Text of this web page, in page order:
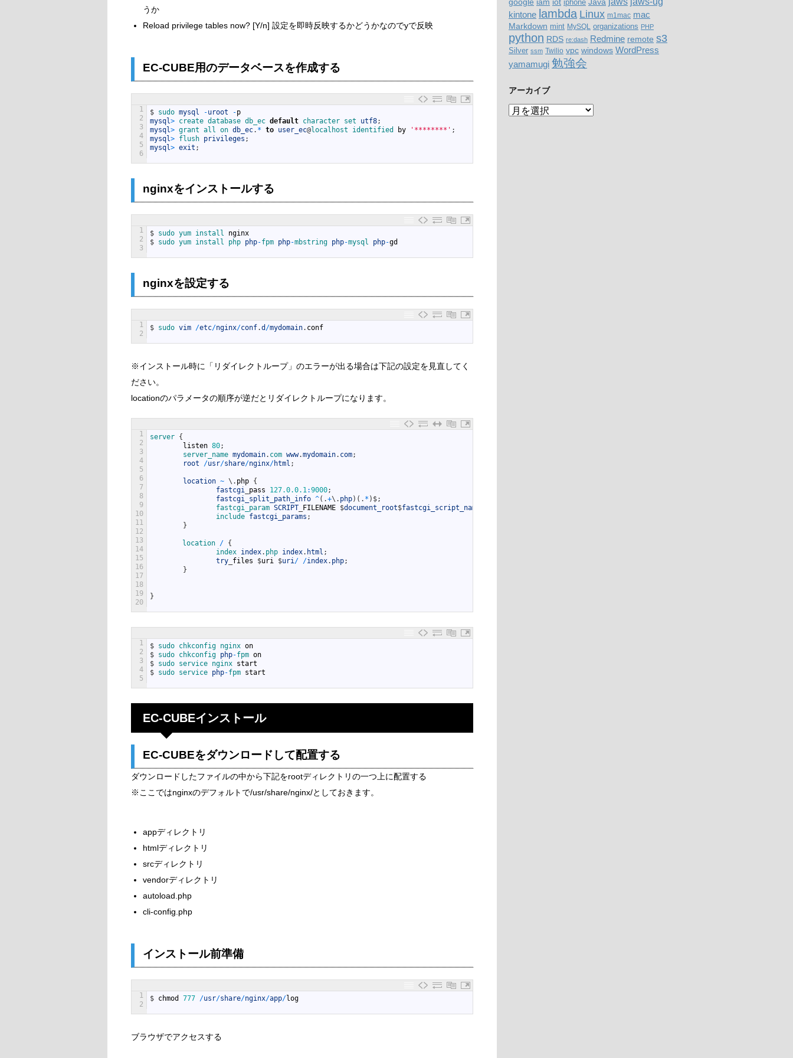
うか
Reload privilege tables now? [Y/n] 設定を即時反映するかどうかなのでyで反映
EC-CUBE用のデータベースを作成する
1
2
3
4
5
6
$ sudo mysql -uroot -p
mysql> create database db_ec default character set utf8;
mysql> grant all on db_ec. * to user_ec@localhost identified by '********' ;
mysql> flush privileges ;
mysql> exit ;
nginxをインストールする
1
2
3
$ sudo yum install nginx
$ sudo yum install php php-fpm php-mbstring php-mysql php-gd
nginxを設定する
1
2
$ sudo vim /etc/nginx/conf.d /mydomain. conf
※インストール時に「リダイレクトループ」のエラーが出る場合は下記の設定を見直してく
ださい。
locationのパラメータの順序が逆だとリダイレクトループになります。
1
2
3
4
5
6
7
8
9
10
11
12
13
14
15
16
17
18
19
20
server {
listen 80;
server_name mydomain. com www.mydomain. com;
root
/usr/share/nginx/html ;
location ~ \ . php {
fastcgi pass 127.0.0.1:9000;
fastcgi_split_path_info ^( .+\ . php) ( . * ) $;
fastcgi_param SCRIPT FILENAME $document_root$fastcgi_script_name
include fastcgi_params ;
}
location / {
index index. php index. html ;
try files $uri $uri/ /index. php;
}
}
1
2
3
4
5
$ sudo chkconfig nginx on
$ sudo chkconfig php-fpm on
$ sudo service nginx start
$ sudo service php-fpm start
EC-CUBEインストール
EC-CUBEをダウンロードして配置する
ダウンロードしたファイルの中から下記をrootディレクトリの一つ上に配置する
※ここではnginxのデフォルトで/usr/share/nginx/としておきます。
appディレクトリ
htmlディレクトリ
srcディレクトリ
vendorディレクトリ
autoload.php
cli-config.php
インストール前準備
1
2
$ chmod 777 /usr/share/nginx/app/log
ブラウザでアクセスする
iot iphone
kintone lambda Linux m1mac mac
Markdown mint MySQL organizations PHP
python RDS re:dash Redmine remote s3
Silver ssm Twilio vpc windows WordPress
yamamugi 勉強会
アーカイブ
ア